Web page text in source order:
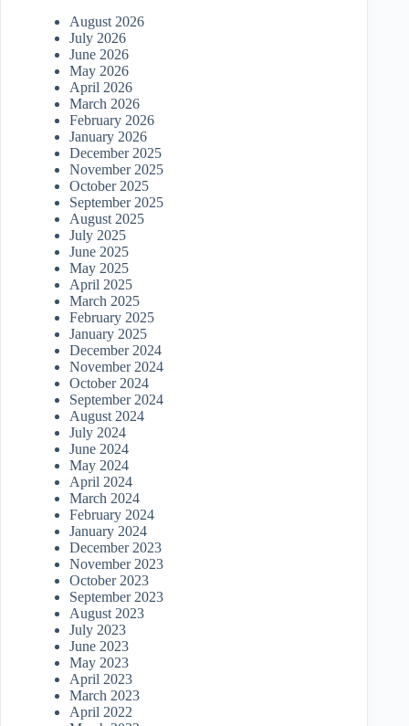
August 2026
July 2026
June 2026
May 2026
April 2026
March 2026
February 2026
January 2026
December 2025
November 2025
October 2025
September 2025
August 2025
July 2025
June 2025
May 2025
April 2025
March 2025
February 2025
January 2025
December 2024
November 2024
October 2024
September 2024
August 2024
July 2024
June 2024
May 2024
April 2024
March 2024
February 2024
January 2024
December 2023
November 2023
October 2023
September 2023
August 2023
July 2023
June 2023
May 2023
April 2023
March 2023
April 2022